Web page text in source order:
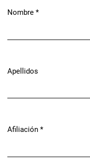
Nombre *
Apellidos
Afiliación *